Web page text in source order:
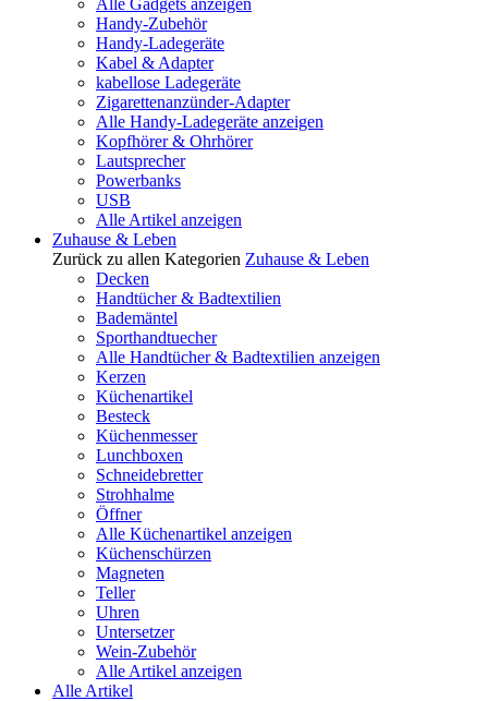
Alle Gadgets anzeigen
Handy-Zubehör
Handy-Ladegeräte
Kabel & Adapter
kabellose Ladegeräte
Zigarettenanzünder-Adapter
Alle Handy-Ladegeräte anzeigen
Kopfhörer & Ohrhörer
Lautsprecher
Powerbanks
USB
Alle Artikel anzeigen
Zuhause & Leben
Zurück zu allen Kategorien Zuhause & Leben
Decken
Handtücher & Badtextilien
Bademäntel
Sporthandtuecher
Alle Handtücher & Badtextilien anzeigen
Kerzen
Küchenartikel
Besteck
Küchenmesser
Lunchboxen
Schneidebretter
Strohhalme
Öffner
Alle Küchenartikel anzeigen
Küchenschürzen
Magneten
Teller
Uhren
Untersetzer
Wein-Zubehör
Alle Artikel anzeigen
Alle Artikel